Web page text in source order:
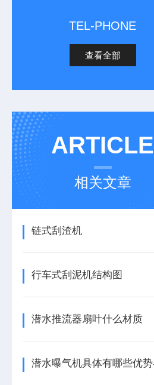
TEL-PHONE
查看全部
ARTICLE
相关文章
链式刮渣机
行车式刮泥机结构图
潜水推流器扇叶什么材质